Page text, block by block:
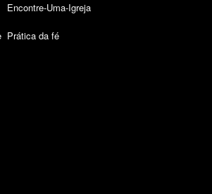
Encontre-Uma-Igreja
Prática da fé